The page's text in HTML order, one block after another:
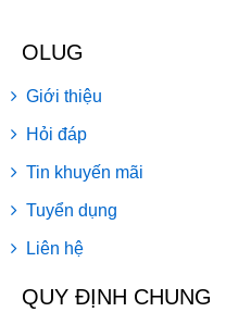
OLUG
Giới thiệu
Hỏi đáp
Tin khuyến mãi
Tuyển dụng
Liên hệ
QUY ĐỊNH CHUNG